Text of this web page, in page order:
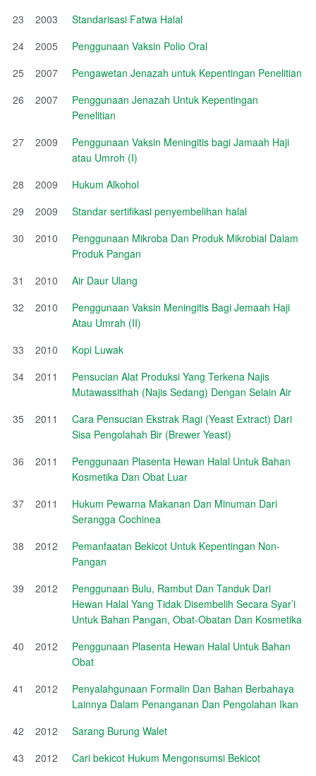
23
2003
Standarisasi Fatwa Halal
24
2005
Penggunaan Vaksin Polio Oral
25
2007
Pengawetan Jenazah untuk Kepentingan Penelitian
26
2007
Penggunaan Jenazah Untuk Kepentingan
Penelitian
27
2009
Penggunaan Vaksin Meningitis bagi Jamaah Haji
atau Umroh (I)
28
2009
Hukum Alkohol
29
2009
Standar sertifikasi penyembelihan halal
30
2010
Penggunaan Mikroba Dan Produk Mikrobial Dalam
Produk Pangan
31
2010
Air Daur Ulang
32
2010
Penggunaan Vaksin Meningitis Bagi Jemaah Haji
Atau Umrah (II)
33
2010
Kopi Luwak
34
2011
Pensucian Alat Produksi Yang Terkena Najis
Mutawassithah (Najis Sedang) Dengan Selain Air
35
2011
Cara Pensucian Ekstrak Ragi (Yeast Extract) Dari
Sisa Pengolahah Bir (Brewer Yeast)
36
2011
Penggunaan Plasenta Hewan Halal Untuk Bahan
Kosmetika Dan Obat Luar
37
2011
Hukum Pewarna Makanan Dan Minuman Dari
Serangga Cochinea
38
2012
Pemanfaatan Bekicot Untuk Kepentingan Non-
Pangan
39
2012
Penggunaan Bulu, Rambut Dan Tanduk Dari
Hewan Halal Yang Tidak Disembelih Secara Syar’i
Untuk Bahan Pangan, Obat-Obatan Dan Kosmetika
40
2012
Penggunaan Plasenta Hewan Halal Untuk Bahan
Obat
41
2012
Penyalahgunaan Formalin Dan Bahan Berbahaya
Lainnya Dalam Penanganan Dan Pengolahan Ikan
42
2012
Sarang Burung Walet
43
2012
Cari bekicot Hukum Mengonsumsi Bekicot